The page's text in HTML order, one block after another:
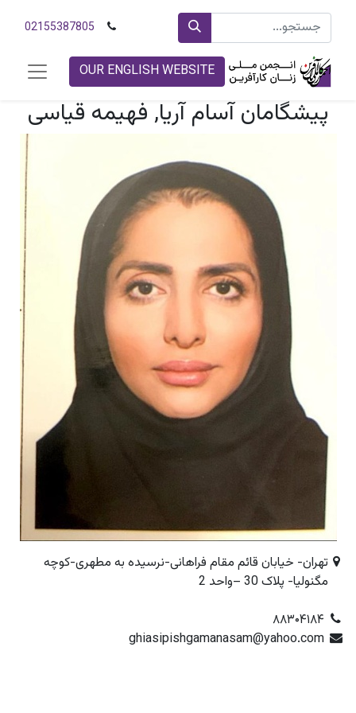
02155387805
OUR ENGLISH WEBSITE
پيشگامان آسام آريا, فهیمه قیاسی
تهران- خیابان قائم مقام فراهانی-نرسیده به مطهری-کوچه
مگنولیا- پلاک 30 –واحد 2
۸۸۳۰۴۱۸۴
ghiasipishgamanasam@yahoo.com